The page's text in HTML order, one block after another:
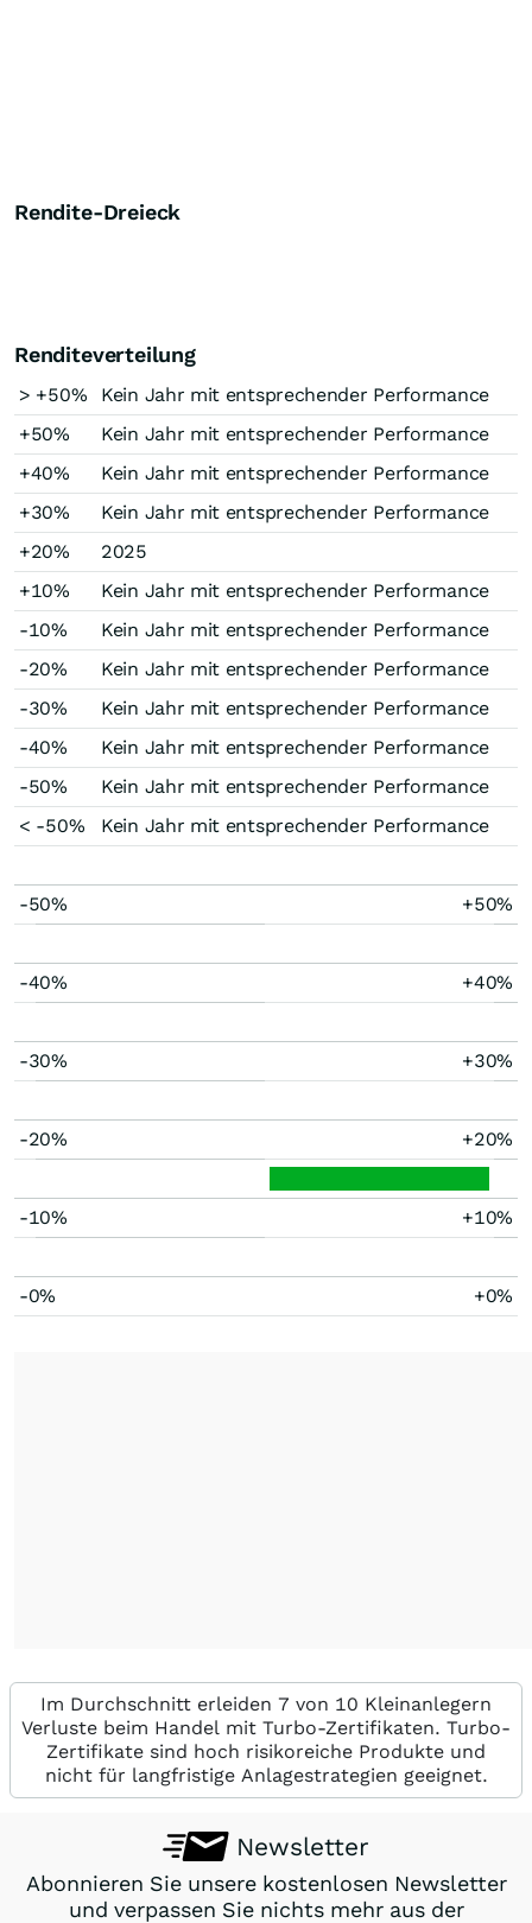
Rendite-Dreieck
Renditeverteilung
> +50%
Kein Jahr mit entsprechender Performance
+50%
Kein Jahr mit entsprechender Performance
+40%
Kein Jahr mit entsprechender Performance
+30%
Kein Jahr mit entsprechender Performance
+20%
2025
+10%
Kein Jahr mit entsprechender Performance
-10%
Kein Jahr mit entsprechender Performance
-20%
Kein Jahr mit entsprechender Performance
-30%
Kein Jahr mit entsprechender Performance
-40%
Kein Jahr mit entsprechender Performance
-50%
Kein Jahr mit entsprechender Performance
< -50%
Kein Jahr mit entsprechender Performance
-50% +50%
-40% +40%
-30% +30%
-20% +20%
-10% +10%
-0% +0%
Im Durchschnitt erleiden 7 von 10 Kleinanlegern
Verluste beim Handel mit Turbo-Zertifikaten. Turbo-
Zertifikate sind hoch risikoreiche Produkte und
nicht für langfristige Anlagestrategien geeignet.
Newsletter
Abonnieren Sie unsere kostenlosen Newsletter
und verpassen Sie nichts mehr aus der